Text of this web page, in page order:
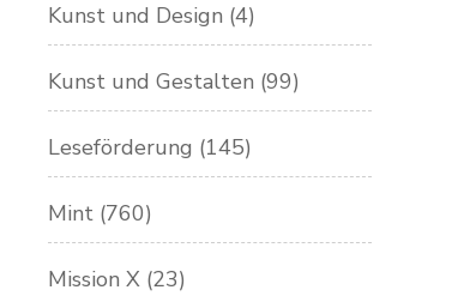
Kunst und Design (4)
Kunst und Gestalten (99)
Leseförderung (145)
Mint (760)
Mission X (23)